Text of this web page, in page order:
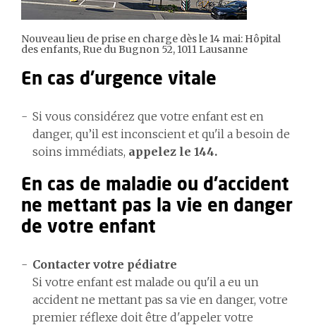
Nouveau lieu de prise en charge dès le 14 mai: Hôpital
des enfants, Rue du Bugnon 52, 1011 Lausanne
En cas d'urgence vitale
Si vous considérez que votre enfant est en
danger, qu’il est inconscient et qu'il a besoin de
soins immédiats, appelez le 144.
En cas de maladie ou d’accident
ne mettant pas la vie en danger
de votre enfant
Contacter votre pédiatre
Si votre enfant est malade ou qu'il a eu un
accident ne mettant pas sa vie en danger, votre
premier réflexe doit être d'appeler votre